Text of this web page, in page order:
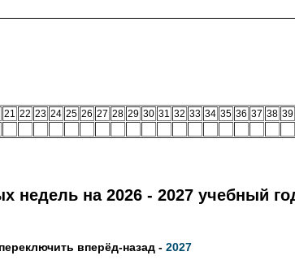
21 22 23 24 25 26 27 28 29 30 31 32 33 34 35 36 37 38 39
недель на 2026 - 2027 учебный
вперёд-назад - 2027